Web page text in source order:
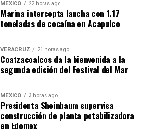
MÉXICO 22 horas ago
Marina intercepta lancha con 1.17
toneladas de cocaína en Acapulco
VERACRUZ 21 horas ago
Coatzacoalcos da la bienvenida a la
segunda edición del Festival del Mar
MÉXICO 3 horas ago
Presidenta Sheinbaum supervisa
construcción de planta potabilizadora
en Edomex